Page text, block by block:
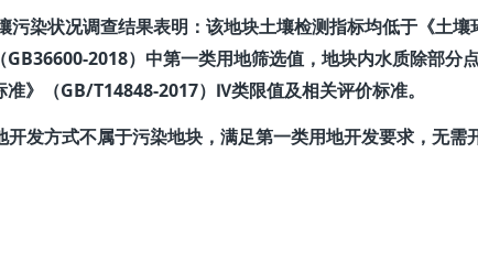
污染状况调查结果表明：该地块土壤检测指标均低于《土壤
GB36600-2018）中第一类用地筛选值 ，地块内水质除部分
准》（GB/T14848-2017） Ⅳ类限值及相关评价标准。
开发方式不属于污染地块， 满足第一类用地开发要求，无需